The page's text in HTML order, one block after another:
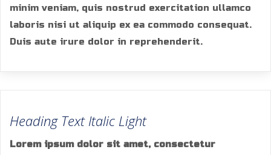
minim veniam, quis nostrud exercitation ullamco
laboris nisi ut aliquip ex ea commodo consequat.
Duis aute irure dolor in reprehenderit.
Heading Text Italic Light
Lorem ipsum dolor sit amet, consectetur